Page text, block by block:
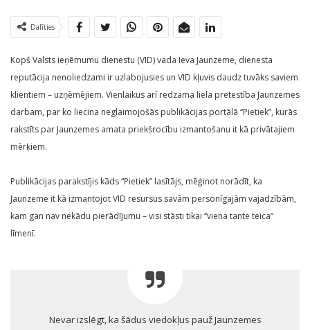
Dalīties
Kopš Valsts ieņēmumu dienestu (VID) vada Ieva Jaunzeme, dienesta
reputācija nenoliedzami ir uzlabojusies un VID kļuvis daudz tuvāks saviem
klientiem – uzņēmējiem. Vienlaikus arī redzama liela pretestība Jaunzemes
darbam, par ko liecina neglaimojošās publikācijas portālā “Pietiek”, kurās
rakstīts par Jaunzemes amata priekšrocību izmantošanu it kā privātajiem
mērķiem.
Publikācijas parakstījis kāds “Pietiek” lasītājs, mēģinot norādīt, ka
Jaunzeme it kā izmantojot VID resursus savām personīgajām vajadzībām,
kam gan nav nekādu pierādījumu – visi stāsti tikai “viena tante teica”
līmenī.
Nevar izslēgt, ka šādus viedokļus pauž Jaunzemes